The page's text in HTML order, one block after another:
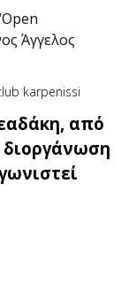
Άγγελος
από
διοργάνωση